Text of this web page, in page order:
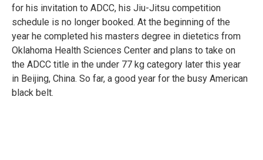
for his invitation to ADCC, his Jiu-Jitsu competition
schedule is no longer booked. At the beginning of the
year he completed his masters degree in dietetics from
Oklahoma Health Sciences Center and plans to take on
the ADCC title in the under 77 kg category later this year
in Beijing, China. So far, a good year for the busy American
black belt.